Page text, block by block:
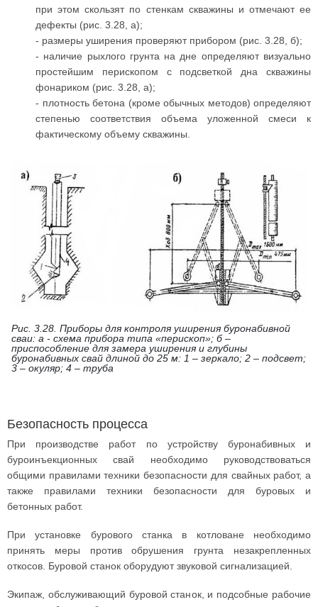
при этом скользят по стенкам скважины и отмечают ее
дефекты (рис. 3.28, а);
- размеры уширения проверяют прибором (рис. 3.28, б);
- наличие рыхлого грунта на дне определяют визуально
простейшим перископом с подсветкой дна скважины
фонариком (рис. 3.28, а);
- плотность бетона (кроме обычных методов) определяют
степенью соответствия объема уложенной смеси к
фактическому объему скважины.
Рис. 3.28. Приборы для контроля уширения буронабивной
сваи: а - схема прибора типа «перископ»; б –
приспособление для замера уширения и глубины
буронабивных свай длиной до 25 м: 1 – зеркало; 2 – подсвет;
3 – окуляр; 4 – труба
Безопасность процесса
При производстве работ по устройству буронабивных и
буроинъекционных свай необходимо руководствоваться
общими правилами техники безопасности для свайных работ, а
также правилами техники безопасности для буровых и
бетонных работ.
При установке бурового станка в котловане необходимо
принять меры против обрушения грунта незакрепленных
откосов. Буровой станок оборудуют звуковой сигнализацией.
Экипаж, обслуживающий буровой станок, и подсобные рабочие